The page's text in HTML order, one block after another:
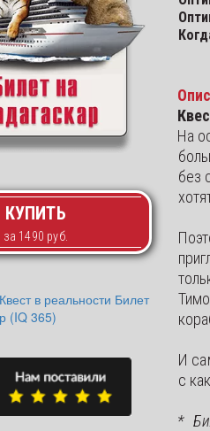
КУПИТЬ
На
без
И
с
*